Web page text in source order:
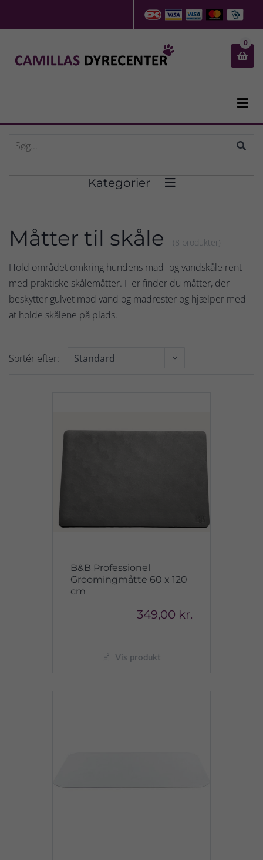

0

Kategorier 
Måtter til skåle (8 produkter)
Hold området omkring hundens mad- og vandskåle rent
med praktiske skålemåtter. Her finder du måtter, der
beskytter gulvet mod vand og madrester og hjælper med
at holde skålene på plads.
Sortér efter:
B&B Professionel
Groomingmåtte 60 x 120
cm
349,00 kr.
Vis produkt